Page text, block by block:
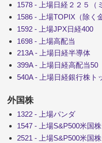
1578 - 上場日経２２５（
1586 - 上場TOPIX（除く
1592 - 上場JPX日経400
1698 - 上場高配当
213A - 上場日経半導体
399A - 上場日経高配当50
540A - 上場日経銀行株ト
外国株
1322 - 上場パンダ
1547 - 上場S&P500米国株
2521 - 上場S&P500米国